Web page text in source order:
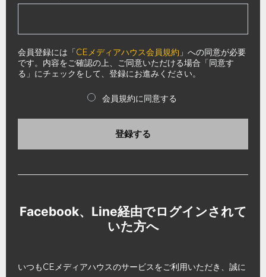
会員登録には「CEメディアハウス会員規約 」への同意が必要
です。内容をご確認の上、ご同意いただける場合「同意す
る」にチェックをして、登録にお進みください。
会員規約に同意する
登録する
Facebook、Line経由でログインされて
いた方へ
いつもCEメディアハウスのサービスをご利用いただき、誠に